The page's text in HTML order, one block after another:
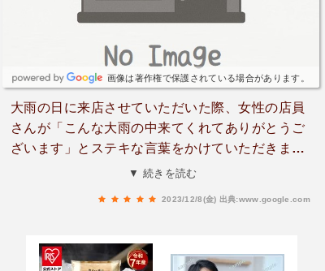
画像は著作権で保護されている場合があります。
大雨の日に来店させていただいた際、女性の店員
さんが「こんな大雨の中来てくれてありがとうご
ざいます」とステキな言葉をかけていただきまし
た。とても温かい気持ちになりました。こんなコ
▼ 続きを読む
2023/12/8(金) 出典:www.google.com